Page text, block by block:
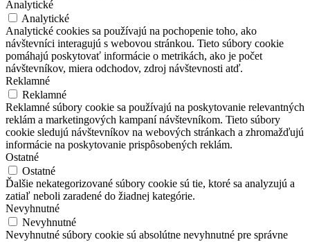
Analytické
Analytické
Analytické cookies sa používajú na pochopenie toho, ako
návštevníci interagujú s webovou stránkou. Tieto súbory cookie
pomáhajú poskytovať informácie o metrikách, ako je počet
návštevníkov, miera odchodov, zdroj návštevnosti atď.
Reklamné
Reklamné
Reklamné súbory cookie sa používajú na poskytovanie relevantných
reklám a marketingových kampaní návštevníkom. Tieto súbory
cookie sledujú návštevníkov na webových stránkach a zhromažďujú
informácie na poskytovanie prispôsobených reklám.
Ostatné
Ostatné
Ďalšie nekategorizované súbory cookie sú tie, ktoré sa analyzujú a
zatiaľ neboli zaradené do žiadnej kategórie.
Nevyhnutné
Nevyhnutné
Nevyhnutné súbory cookie sú absolútne nevyhnutné pre správne